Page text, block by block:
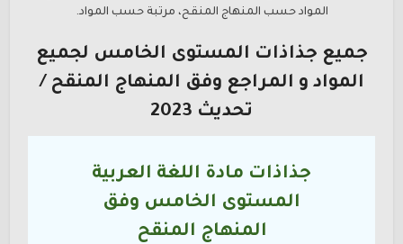
المواد حسب المنهاج المنقح، مرتبة حسب المواد.
جميع جذاذات المستوى الخامس لجميع
المواد و المراجع وفق المنهاج المنقح /
تحديث 2023
جذاذات مادة اللغة العربية
المستوى الخامس وفق
المنهاج المنقح